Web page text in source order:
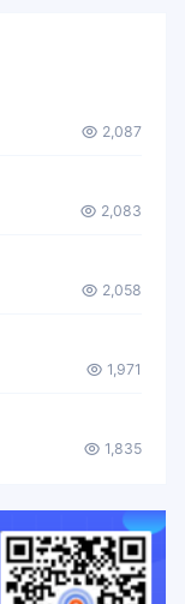
2,087
2,083
2,058
1,971
1,835